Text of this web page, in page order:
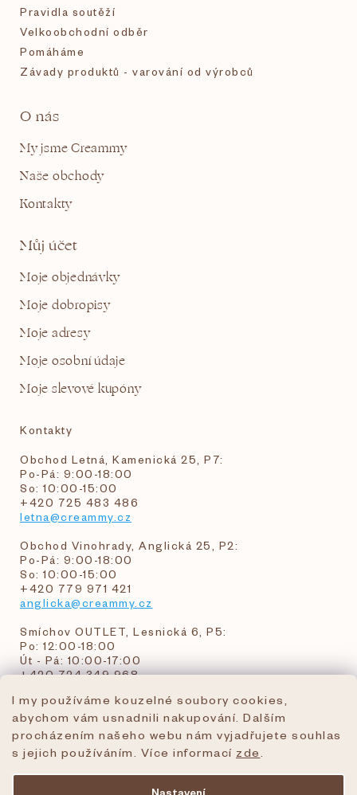
I my používáme kouzelné soubory cookies,
abychom vám usnadnili nakupování. Dalším
procházením našeho webu nám vyjadřujete souhlas
s jejich používáním. Více informací zde
Nastavení
Pravidla soutěží
Velkoobchodní odběr
Pomáháme
Závady produktů - varování od výrobců
O nás
My jsme Creammy
Naše obchody
Kontakty
Můj účet
Moje objednávky
Moje dobropisy
Moje adresy
Moje osobní údaje
Moje slevové kupóny
Kontakty
Obchod Letná, Kamenická 25, P7:
Po-Pá: 9:00-18:00
So: 10:00-15:00
+420 725 483 486
letna@creammy.cz
Obchod Vinohrady, Anglická 25, P2:
Po-Pá: 9:00-18:00
So: 10:00-15:00
+420 779 971 421
anglicka@creammy.cz
Smíchov OUTLET, Lesnická 6, P5:
Po: 12:00-18:00
Út - Pá: 10:00-17:00
+420 724 349 968
objednavky@creammy.cz
tel:+420 724 349 968